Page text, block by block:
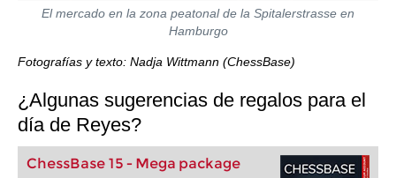
El mercado en la zona peatonal de la Spitalerstrasse en
Hamburgo
Fotografías y texto: Nadja Wittmann (ChessBase)
¿Algunas sugerencias de regalos para el
día de Reyes?
ChessBase 15 - Mega package